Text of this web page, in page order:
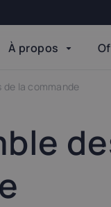
À propos
de la commande